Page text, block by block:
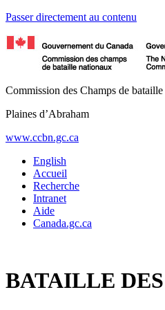
Passer directement au contenu
Commission des Champs de
Plaines d’Abraham
www.ccbn.gc.ca
English
Accueil
Recherche
Intranet
Aide
Canada.gc.ca
BATAILLE